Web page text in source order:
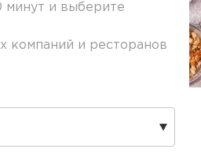
минут и выберите
компаний и ресторанов